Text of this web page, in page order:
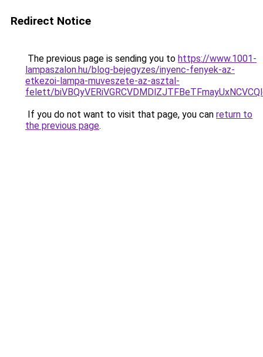
Redirect Notice
The previous page is sending you to https://www.1001-
lampaszalon.hu/blog-bejegyzes/inyenc-fenyek-az-
etkezoi-lampa-muveszete-az-asztal-
felett/
If you do not want to visit that page, you can return to
the previous page.